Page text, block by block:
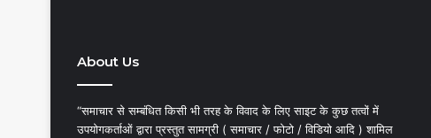
About Us
“समाचार से सम्बंधित किसी भी तरह के विवाद के लिए साइट के कुछ तत्वों में
उपयोगकर्ताओं द्वारा प्रस्तुत सामग्री ( समाचार / फोटो / विडियो आदि ) शामिल